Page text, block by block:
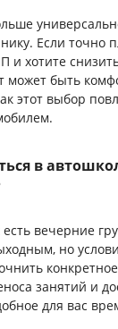
Если точно
и хотите
может быть
этот выбор
в
вечерние
но
занятий и
для вас